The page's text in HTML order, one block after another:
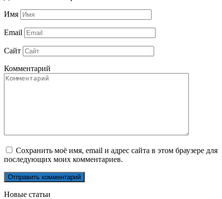
Имя
Email
Сайт
Комментарий
Сохранить моё имя, email и адрес сайта в этом браузере для
последующих моих комментариев.
Новые статьи